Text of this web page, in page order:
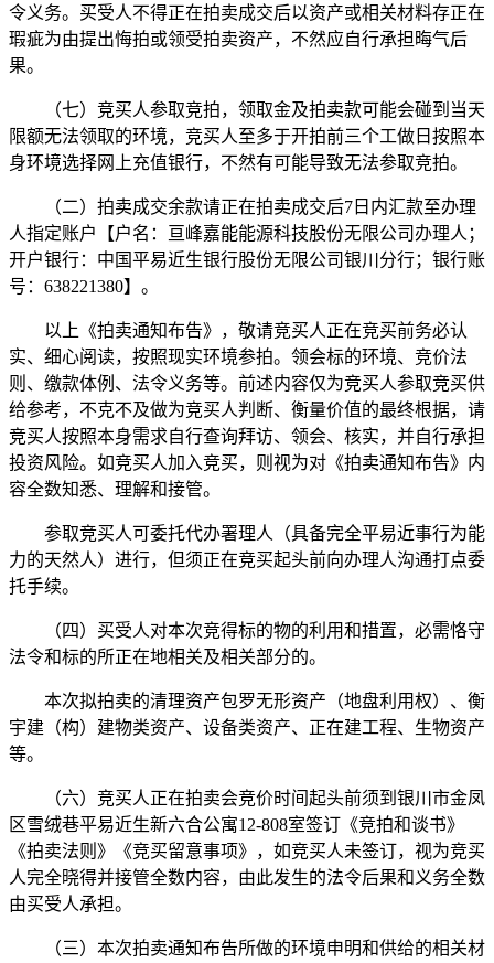
令义务。买受人不得正在拍卖成交后以资产或相关材料存正在
瑕疵为由提出悔拍或领受拍卖资产，不然应自行承担晦气后
果。
（七）竞买人参取竞拍，领取金及拍卖款可能会碰到当天
限额无法领取的环境，竞买人至多于开拍前三个工做日按照本
身环境选择网上充值银行，不然有可能导致无法参取竞拍。
（二）拍卖成交余款请正在拍卖成交后7日内汇款至办理
人指定账户【户名：亘峰嘉能能源科技股份无限公司办理人；
开户银行：中国平易近生银行股份无限公司银川分行；银行账
号：638221380】。
以上《拍卖通知布告》，敬请竞买人正在竞买前务必认
实、细心阅读，按照现实环境参拍。领会标的环境、竞价法
则、缴款体例、法令义务等。前述内容仅为竞买人参取竞买供
给参考，不克不及做为竞买人判断、衡量价值的最终根据，请
竞买人按照本身需求自行查询拜访、领会、核实，并自行承担
投资风险。如竞买人加入竞买，则视为对《拍卖通知布告》内
容全数知悉、理解和接管。
参取竞买人可委托代办署理人（具备完全平易近事行为能
力的天然人）进行，但须正在竞买起头前向办理人沟通打点委
托手续。
（四）买受人对本次竞得标的物的利用和措置，必需恪守
法令和标的所正在地相关及相关部分的。
本次拟拍卖的清理资产包罗无形资产（地盘利用权）、衡
宇建（构）建物类资产、设备类资产、正在建工程、生物资产
等。
（六）竞买人正在拍卖会竞价时间起头前须到银川市金凤
区雪绒巷平易近生新六合公寓12-808室签订《竞拍和谈书》
《拍卖法则》《竞买留意事项》，如竞买人未签订，视为竞买
人完全晓得并接管全数内容，由此发生的法令后果和义务全数
由买受人承担。
（三）本次拍卖通知布告所做的环境申明和供给的相关材